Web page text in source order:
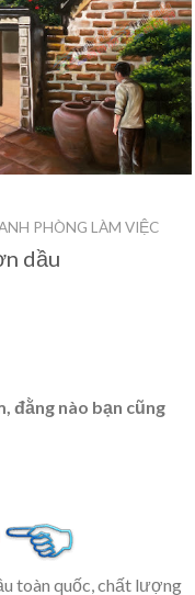
PHÒNG LÀM VIỆC
dầu
đằng nào bạn cũng
toàn quốc, chất lượng